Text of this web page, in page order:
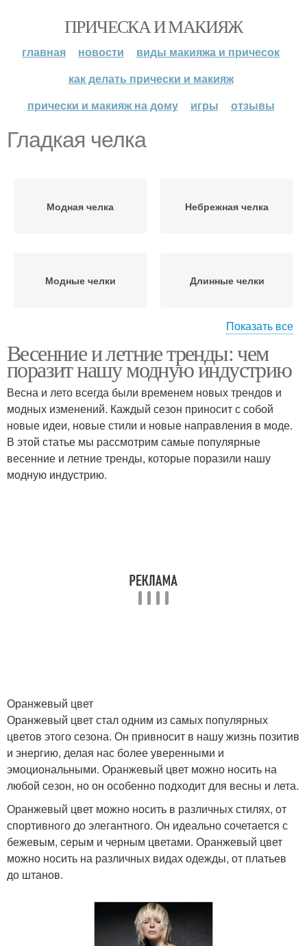
ПРИЧЕСКА И МАКИЯЖ
главная новости
виды макияжа и причесок
как делать прически и макияж
прически и макияж на дому
игры отзывы
Гладкая челка
Модная челка Небрежная челка
Модные челки Длинные челки
Челка в стиле Завитая челка
Показать все
Весенние и летние тренды: чем
поразит нашу модную индустрию
Весна и лето всегда были временем новых трендов и
модных изменений. Каждый сезон приносит с собой
новые идеи, новые стили и новые направления в моде.
В этой статье мы рассмотрим самые популярные
весенние и летние тренды, которые поразили нашу
модную индустрию.
Оранжевый цвет
Оранжевый цвет стал одним из самых популярных
цветов этого сезона. Он привносит в нашу жизнь позитив
и энергию, делая нас более уверенными и
эмоциональными. Оранжевый цвет можно носить на
любой сезон, но он особенно подходит для весны и лета.
Оранжевый цвет можно носить в различных стилях, от
спортивного до элегантного. Он идеально сочетается с
бежевым, серым и черным цветами. Оранжевый цвет
можно носить на различных видах одежды, от платьев
до штанов.